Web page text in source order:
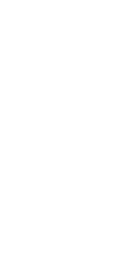
supprime,
par la loi,
une
de
autant,
des